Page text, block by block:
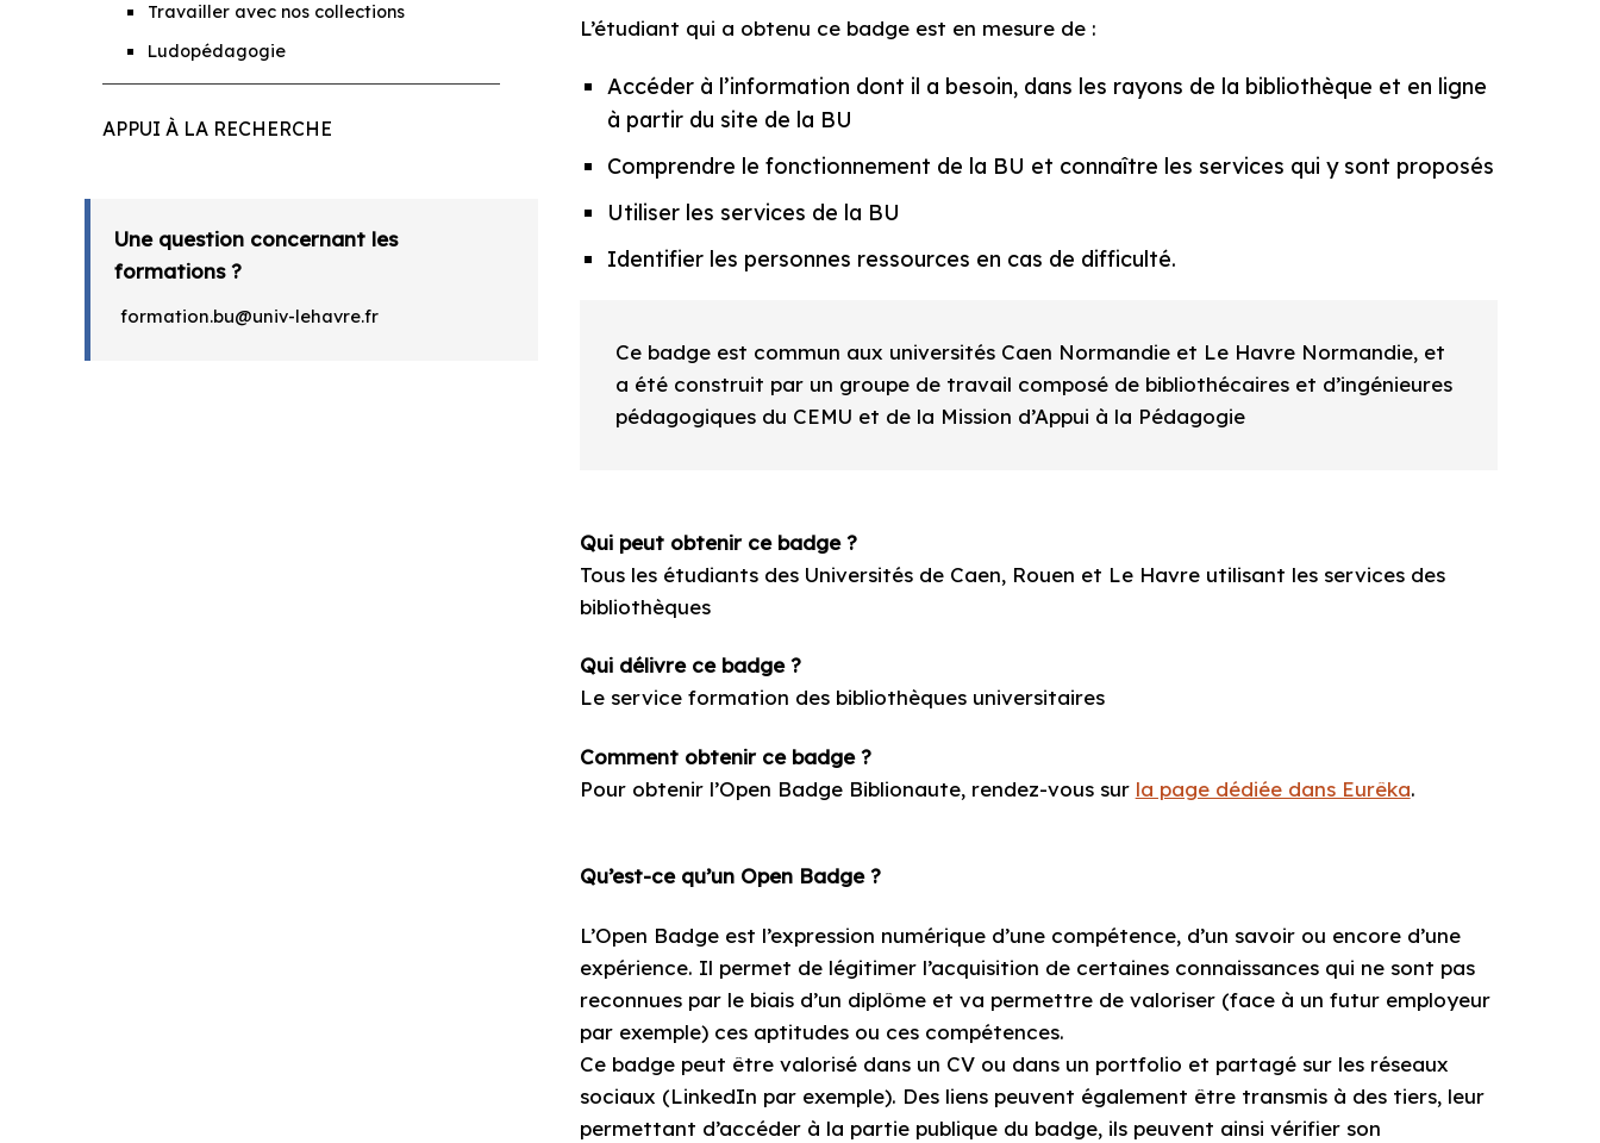
Travailler avec nos collections
Ludopédagogie
APPUI À LA RECHERCHE
Une question concernant les
formations ?
formation.bu@univ-lehavre.fr
L’étudiant qui a obtenu ce badge est en mesure de :
Accéder à l’information dont il a besoin, dans les rayons de la bibliothèque et en ligne
à partir du site de la BU
Comprendre le fonctionnement de la BU et connaître les services qui y sont proposés
Utiliser les services de la BU
Identifier les personnes ressources en cas de difficulté.
Ce badge est commun aux universités Caen Normandie et Le Havre Normandie, et
a été construit par un groupe de travail composé de bibliothécaires et d’ingénieures
pédagogiques du CEMU et de la Mission d’Appui à la Pédagogie
Qui peut obtenir ce badge ?
Tous les étudiants des Universités de Caen, Rouen et Le Havre utilisant les services des
bibliothèques
Qui délivre ce badge ?
Le service formation des bibliothèques universitaires
Comment obtenir ce badge ?
Pour obtenir l’Open Badge Biblionaute, rendez-vous sur la page dédiée dans Eurêka.
Qu’est-ce qu’un Open Badge ?
L’Open Badge est l’expression numérique d’une compétence, d’un savoir ou encore d’une
expérience. Il permet de légitimer l’acquisition de certaines connaissances qui ne sont pas
reconnues par le biais d’un diplôme et va permettre de valoriser (face à un futur employeur
par exemple) ces aptitudes ou ces compétences.
Ce badge peut être valorisé dans un CV ou dans un portfolio et partagé sur les réseaux
sociaux (LinkedIn par exemple). Des liens peuvent également être transmis à des tiers, leur
permettant d’accéder à la partie publique du badge, ils peuvent ainsi vérifier son